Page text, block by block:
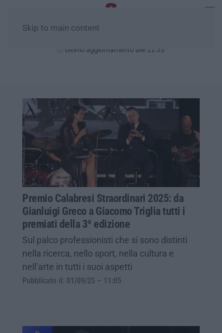
Skip to main content
Ultimo aggiornamento alle 22:35
Premio Calabresi Straordinari 2025: da
Gianluigi Greco a Giacomo Triglia tutti i
premiati della 3ª edizione
Sul palco professionisti che si sono distinti
nella ricerca, nello sport, nella cultura e
nell’arte in tutti i suoi aspetti
Pubblicato il: 01/09/25 – 11:05